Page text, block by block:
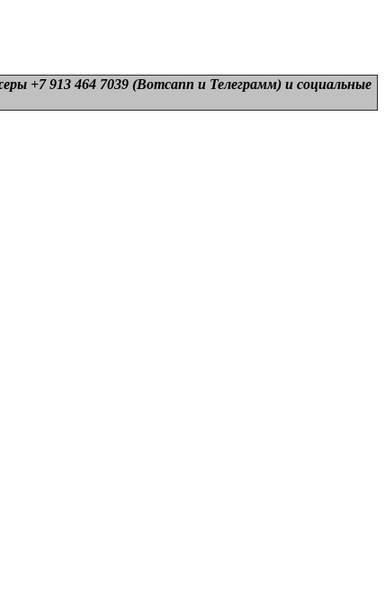
+7 913 464 7039 (Вотсапп и Телеграмм) и социальные